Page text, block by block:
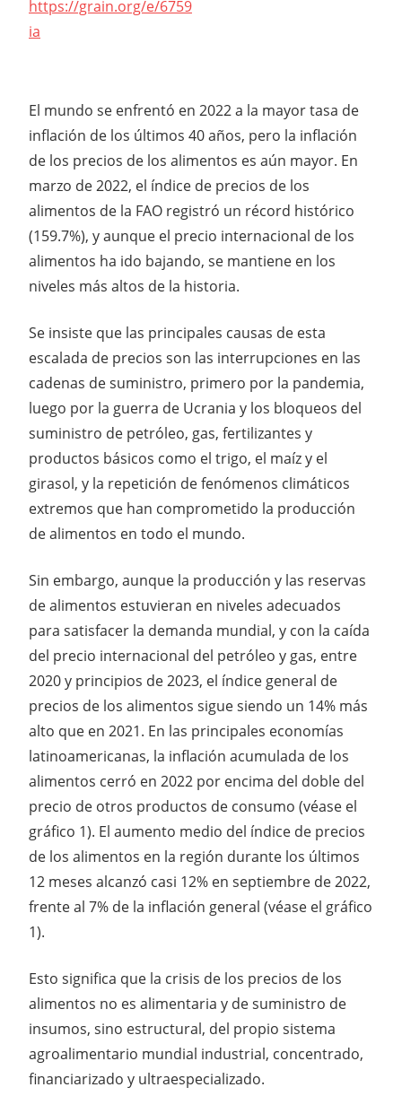
https://grain.org/e/6759
ia
El mundo se enfrentó en 2022 a la mayor tasa de
inflación de los últimos 40 años, pero la inflación
de los precios de los alimentos es aún mayor. En
marzo de 2022, el índice de precios de los
alimentos de la FAO registró un récord histórico
(159.7%), y aunque el precio internacional de los
alimentos ha ido bajando, se mantiene en los
niveles más altos de la historia.
Se insiste que las principales causas de esta
escalada de precios son las interrupciones en las
cadenas de suministro, primero por la pandemia,
luego por la guerra de Ucrania y los bloqueos del
suministro de petróleo, gas, fertilizantes y
productos básicos como el trigo, el maíz y el
girasol, y la repetición de fenómenos climáticos
extremos que han comprometido la producción
de alimentos en todo el mundo.
Sin embargo, aunque la producción y las reservas
de alimentos estuvieran en niveles adecuados
para satisfacer la demanda mundial, y con la caída
del precio internacional del petróleo y gas, entre
2020 y principios de 2023, el índice general de
precios de los alimentos sigue siendo un 14% más
alto que en 2021. En las principales economías
latinoamericanas, la inflación acumulada de los
alimentos cerró en 2022 por encima del doble del
precio de otros productos de consumo (véase el
gráfico 1). El aumento medio del índice de precios
de los alimentos en la región durante los últimos
12 meses alcanzó casi 12% en septiembre de 2022,
frente al 7% de la inflación general (véase el gráfico
1).
Esto significa que la crisis de los precios de los
alimentos no es alimentaria y de suministro de
insumos, sino estructural, del propio sistema
agroalimentario mundial industrial, concentrado,
financiarizado y ultraespecializado.